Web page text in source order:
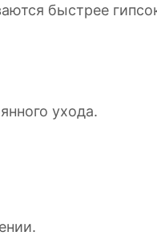
быстрее
ухода.